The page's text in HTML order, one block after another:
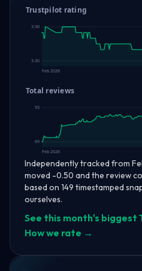
Trustpilot rating
3.90
3.30
Feb 2026
Total reviews
93
69
Feb 2026
Independently tracked from
moved -0.50 and the review
based on 149 timestamped
ourselves.
See this month's
How we rate →